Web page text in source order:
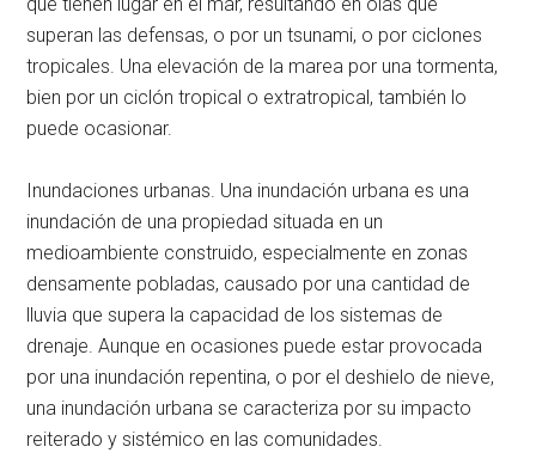
superan las defensas, o por un tsunami, o por ciclones
tropicales. Una elevación de la marea por una tormenta,
bien por un ciclón tropical o extratropical, también lo
puede ocasionar.
Inundaciones urbanas. Una inundación urbana es una
inundación de una propiedad situada en un
medioambiente construido, especialmente en zonas
densamente pobladas, causado por una cantidad de
lluvia que supera la capacidad de los sistemas de
drenaje. Aunque en ocasiones puede estar provocada
por una inundación repentina, o por el deshielo de nieve,
una inundación urbana se caracteriza por su impacto
reiterado y sistémico en las comunidades.